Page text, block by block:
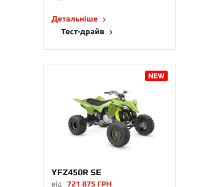
Детальніше
Тест-драйв
YFZ450R SE
від 721 875 ГРН